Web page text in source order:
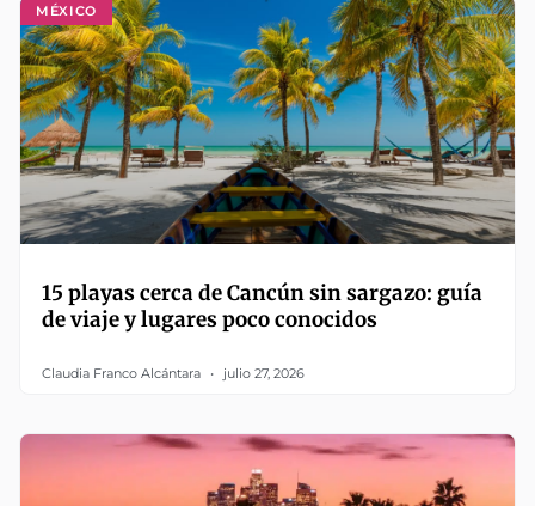
MÉXICO
15 playas cerca de Cancún sin sargazo: guía
de viaje y lugares poco conocidos
Claudia Franco Alcántara julio 27, 2026